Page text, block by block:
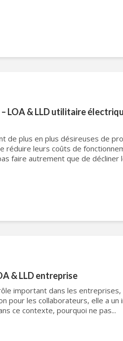
LOA & LLD utilitaire
de plus en plus désireuses de
réduire leurs coûts de
faire autrement que de décliner
& LLD entreprise
important dans les entreprises,
pour les collaborateurs, elle a un
ce contexte, pourquoi ne pas...